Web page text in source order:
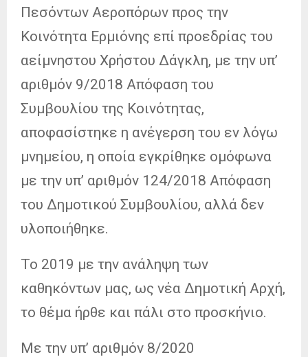
Πεσόντων Αεροπόρων προς την
Κοινότητα Ερμιόνης επί προεδρίας του
αείμνηστου Χρήστου Δάγκλη, με την υπ’
αριθμόν 9/2018 Απόφαση του
Συμβουλίου της Κοινότητας,
αποφασίστηκε η ανέγερση του εν λόγω
μνημείου, η οποία εγκρίθηκε ομόφωνα
με την υπ’ αριθμόν 124/2018 Απόφαση
του Δημοτικού Συμβουλίου, αλλά δεν
υλοποιήθηκε.
Το 2019 με την ανάληψη των
καθηκόντων μας, ως νέα Δημοτική Αρχή,
το θέμα ήρθε και πάλι στο προσκήνιο.
Με την υπ’ αριθμόν 8/2020